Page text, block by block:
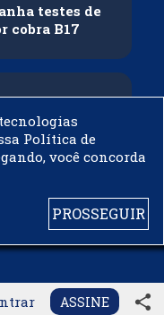
ASSINE share
testes de
cobra B17
mistura de
Política de
você concorda
PROSSEGUIR